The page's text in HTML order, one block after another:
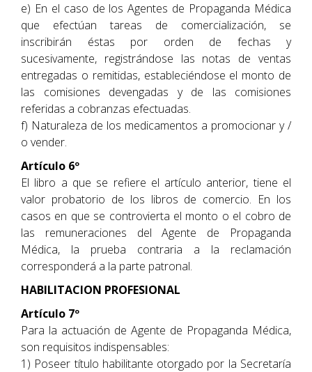
e) En el caso de los Agentes de Propaganda Médica
que efectúan tareas de comercialización, se
inscribirán éstas por orden de fechas y
sucesivamente, registrándose las notas de ventas
entregadas o remitidas, estableciéndose el monto de
las comisiones devengadas y de las comisiones
referidas a cobranzas efectuadas.
f) Naturaleza de los medicamentos a promocionar y /
o vender.
Artículo 6º
El libro a que se refiere el artículo anterior, tiene el
valor probatorio de los libros de comercio. En los
casos en que se controvierta el monto o el cobro de
las remuneraciones del Agente de Propaganda
Médica, la prueba contraria a la reclamación
corresponderá a la parte patronal.
HABILITACION PROFESIONAL
Artículo 7º
Para la actuación de Agente de Propaganda Médica,
son requisitos indispensables:
1) Poseer título habilitante otorgado por la Secretaría